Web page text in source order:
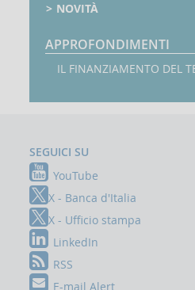
NOVITÀ
APPROFONDIMENTI
IL FINANZIAMENTO DEL
SEGUICI SU
YouTube
X - Banca d'Italia
X - Ufficio stampa
LinkedIn
RSS
E-mail Alert